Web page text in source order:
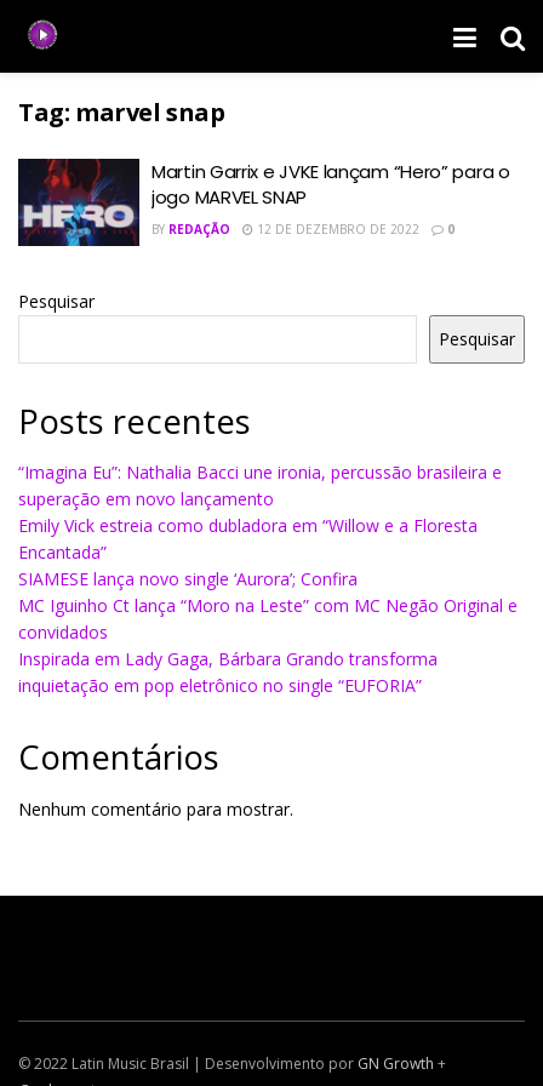
Tag: marvel snap
Martin Garrix e JVKE lançam “Hero” para o
jogo MARVEL SNAP
BY REDAÇÃO 12 DE DEZEMBRO DE 2022 0
Pesquisar
Pesquisar
Posts recentes
“Imagina Eu”: Nathalia Bacci une ironia, percussão brasileira e
superação em novo lançamento
Emily Vick estreia como dubladora em “Willow e a Floresta
Encantada”
SIAMESE lança novo single ‘Aurora’; Confira
MC Iguinho Ct lança “Moro na Leste” com MC Negão Original e
convidados
Inspirada em Lady Gaga, Bárbara Grando transforma
inquietação em pop eletrônico no single “EUFORIA”
Comentários
Nenhum comentário para mostrar.
© 2022 Latin Music Brasil | Desenvolvimento por GN Growth +